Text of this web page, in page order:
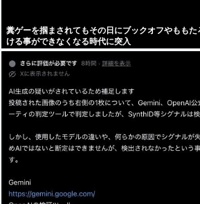
糞ゲーを掴まされてもその日にブックオフやもも
ける事ができなくなる時代に突入